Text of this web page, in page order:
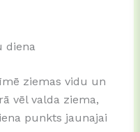
diena
ziemas vidu un
vēl valda ziema,
punkts jaunajai